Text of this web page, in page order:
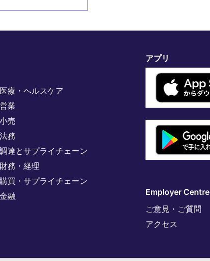
医療・ヘルスケア
営業
小売
法務
調達とサプライチェーン
財務・経理
購買・サプライチェーン
金融
アプリ
Employer Centre
ご意見・ご質問
アクセス